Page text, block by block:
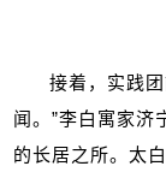
接着，实践
闻。”李白寓家济
的长居之所。太